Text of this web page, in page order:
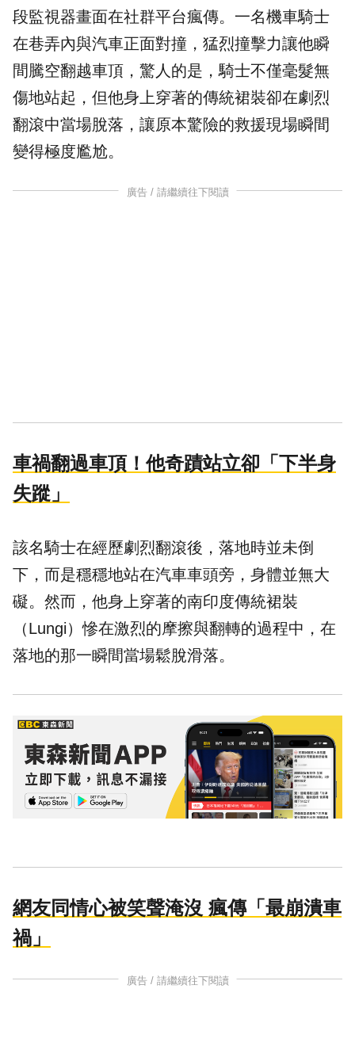
段監視器畫面在社群平台瘋傳。一名機車騎士
在巷弄內與汽車正面對撞，猛烈撞擊力讓他瞬
間騰空翻越車頂，驚人的是，騎士不僅毫髮無
傷地站起，但他身上穿著的傳統裙裝卻在劇烈
翻滾中當場脫落，讓原本驚險的救援現場瞬間
變得極度尷尬。
廣告 / 請繼續往下閱讀
車禍翻過車頂！他奇蹟站立卻「下半身
失蹤」
該名騎士在經歷劇烈翻滾後，落地時並未倒
下，而是穩穩地站在汽車車頭旁，身體並無大
礙。然而，他身上穿著的南印度傳統裙裝
（Lungi）慘在激烈的摩擦與翻轉的過程中，在
落地的那一瞬間當場鬆脫滑落。
網友同情心被笑聲淹沒 瘋傳「最崩潰車
禍」
廣告 / 請繼續往下閱讀